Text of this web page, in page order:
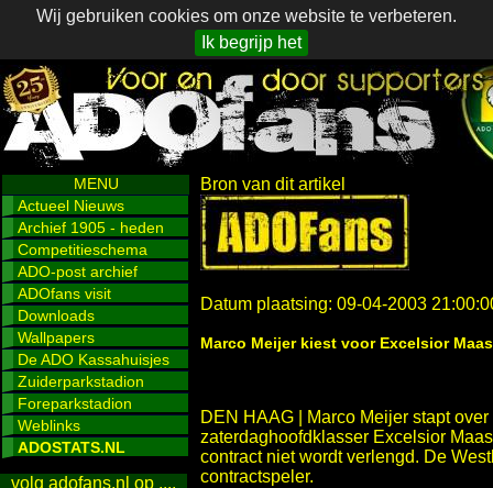
Wij gebruiken cookies om onze website te verbeteren.
Ik begrijp het
MENU
Actueel Nieuws
Archief 1905 - heden
Competitieschema
ADO-post archief
ADOfans visit
Downloads
Wallpapers
De ADO Kassahuisjes
Zuiderparkstadion
Foreparkstadion
Weblinks
ADOSTATS.NL
volg adofans.nl op ....
Bron van dit artikel
Datum plaatsing: 09-04-2003
Marco Meijer kiest voor Excelsior
DEN HAAG | Marco Meijer stapt
zaterdaghoofdklasser Excelsior
contract niet wordt verlengd. De
contractspeler.